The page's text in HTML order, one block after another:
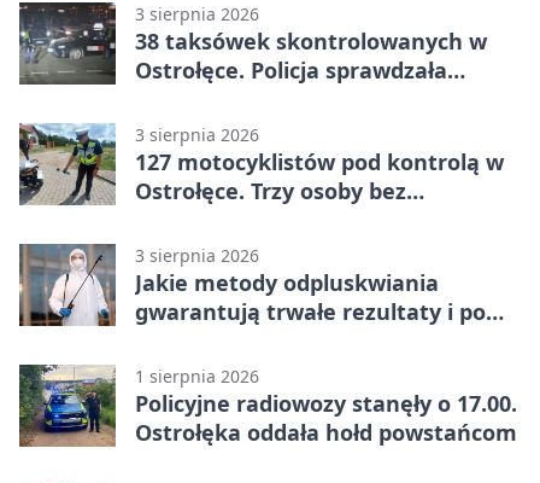
3 sierpnia 2026
38 taksówek skontrolowanych w
Ostrołęce. Policja sprawdzała
3 sierpnia 2026
127 motocyklistów pod kontrolą w
Ostrołęce. Trzy osoby bez
3 sierpnia 2026
Jakie metody odpluskwiania
gwarantują trwałe rezultaty i po
wykonawcę?
1 sierpnia 2026
Policyjne radiowozy stanęły o 17.00.
Ostrołęka oddała hołd powstańcom